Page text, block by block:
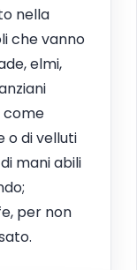
nella
che vanno
elmi,
come
o di velluti
mani abili
per non